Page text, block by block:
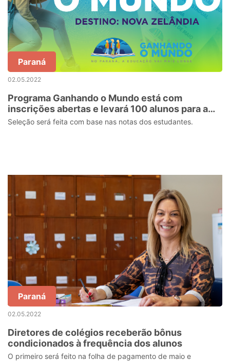
Paraná
02.05.2022
Programa Ganhando o Mundo está com
inscrições abertas e levará 100 alunos para a
Nova Zelândia
Seleção será feita com base nas notas dos estudantes.
Paraná
02.05.2022
Diretores de colégios receberão bônus
condicionados à frequência dos alunos
O primeiro será feito na folha de pagamento de maio e